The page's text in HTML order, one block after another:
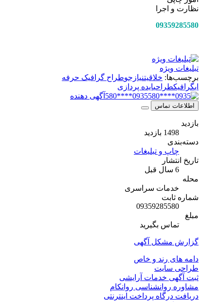
نظارت و اجرا
09359285580
تبلیغات ویژه
برچسب‌ها:خلاقیتنیازجوطراح گرافیک حرفه
گرافیکطراحیایده پردازی
0935****580
آگهی دهنده
اطلاعات تماس
دسته‌بندی
چاپ و تبلیغات
تاریخ انتشار
خدمات سراسری
شماره ثابت
09359285580
تماس بگیرید
گزارش مشکل آگهی
دامه های رند و خاص
طراحی سایت
ثبت آگهی خدمات آرایشی
مشاوره روانشناسی روانکام
دریافت درگاه پرداخت اینترنتی